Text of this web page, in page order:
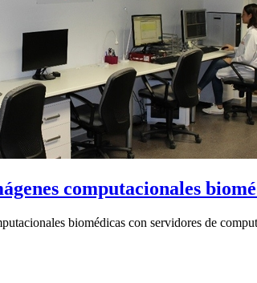
computacionales
biomédicas con servidores de